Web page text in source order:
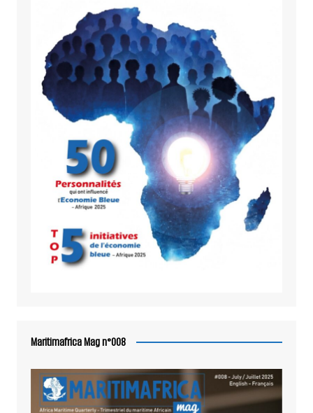
Maritimafrica Mag n°008